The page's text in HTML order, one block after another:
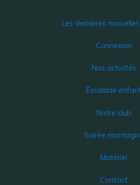
Les dernières
Connexion
Nos activités
Escalade
Notre club
Soirée
Matériel
Contact